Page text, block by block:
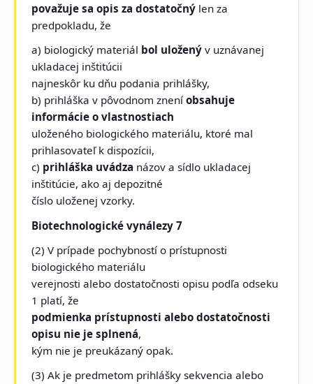
považuje sa opis za dostatočný len za
predpokladu, že
a) biologický materiál bol uložený v uznávanej
ukladacej inštitúcii
najneskôr ku dňu podania prihlášky,
b) prihláška v pôvodnom zneníobsahuje
informácie o vlastnostiach
uloženého biologického materiálu, ktoré mal
prihlasovateľ k dispozícii,
c) prihláška uvádza názov a sídlo ukladacej
inštitúcie, ako aj depozitné
číslo uloženej vzorky.
Biotechnologické vynálezy 7
(2) V prípade pochybností o prístupnosti
biologického materiálu
verejnosti alebo dostatočnosti opisu podľa odseku
1 platí, že
podmienka prístupnosti alebo dostatočnosti
opisu nie je splnená,
kým nie je preukázaný opak.
(3) Ak je predmetom prihlášky sekvencia alebo